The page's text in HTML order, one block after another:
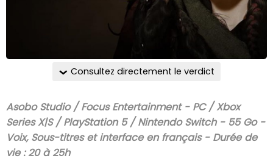
Consultez directement le verdict
Asobo Studio / Focus Entertainment - PC / Xbox
Series X|S / PlayStation 5 / Nintendo Switch - 55 Go -
Voix, Sous-titres et interface en français - Durée de
vie : 20 à 25h